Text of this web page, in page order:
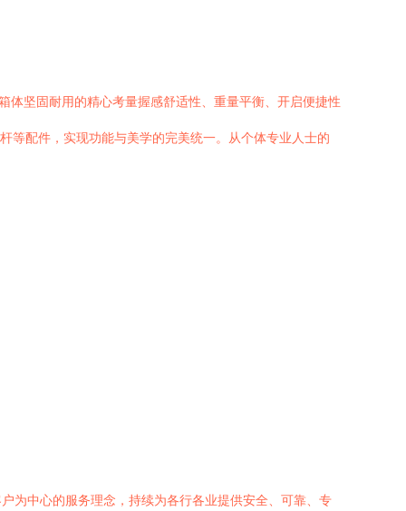
体坚固耐用的精心考量握感舒适性、重量平衡、开启便捷性
等配件，实现功能与美学的完美统一。从个体专业人士的
为中心的服务理念，持续为各行各业提供安全、可靠、专